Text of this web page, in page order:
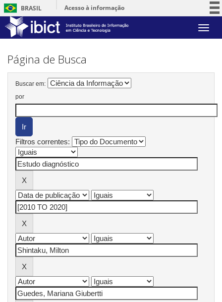
BRASIL
Acesso à informação
Serviços
Skip
Página de Busca
Buscar em:
por
Filtros correntes: